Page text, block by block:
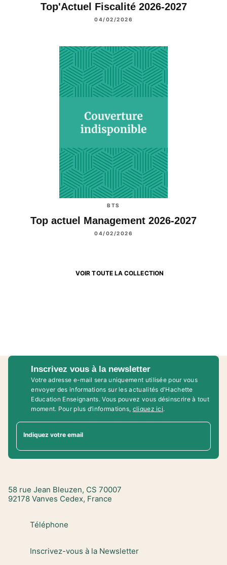
Top'Actuel Fiscalité 2026-2027
04/02/2026
BTS
Top actuel Management 2026-2027
04/02/2026
VOIR TOUTE LA COLLECTION
Inscrivez vous à la newsletter
Votre adresse e-mail sera uniquement utilisée pour vous
envoyer des informations sur les actualités d'Hachette
Education Enseignants. Vous pouvez vous désinscrire à tout
moment. Pour plus d’informations, cliquez ici.
Indiquez votre email
58 rue Jean Bleuzen, CS 70007
92178 Vanves Cedex, France
Téléphone
Inscrivez-vous à la Newsletter